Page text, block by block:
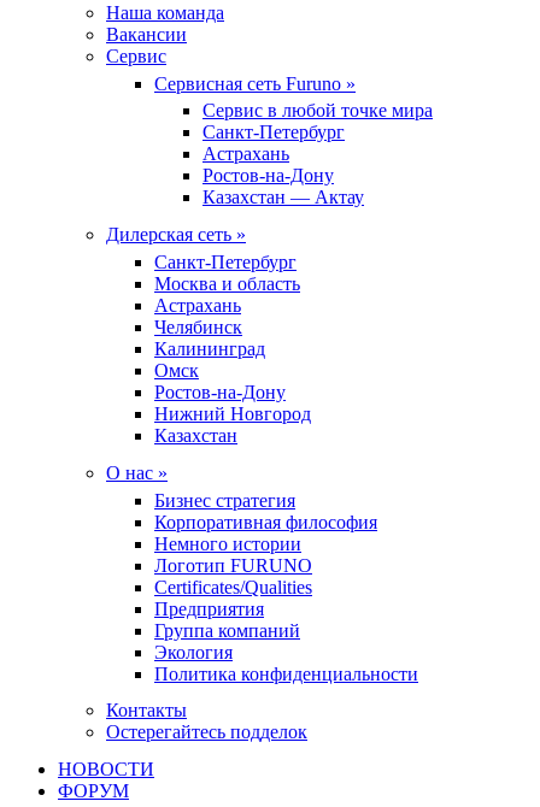
Наша команда
Вакансии
Сервис
Сервисная сеть Furuno »
Сервис в любой точке мира
Санкт-Петербург
Астрахань
Ростов-на-Дону
Казахстан — Актау
Дилерская сеть »
Санкт-Петербург
Москва и область
Астрахань
Челябинск
Калининград
Омск
Ростов-на-Дону
Нижний Новгород
Казахстан
О нас »
Бизнес стратегия
Корпоративная философия
Немного истории
Логотип FURUNO
Certificates/Qualities
Предприятия
Группа компаний
Экология
Политика конфиденциальности
Контакты
Остерегайтесь подделок
НОВОСТИ
ФОРУМ